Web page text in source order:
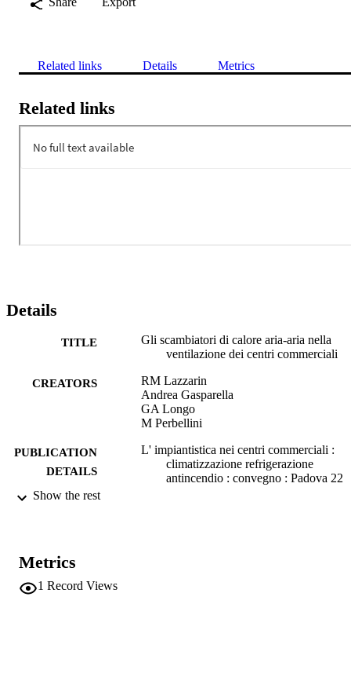
Related links Details Metrics
Related links
Details
TITLE
Gli scambiatori di calore aria-aria nella
ventilazione dei centri commerciali
CREATORS
RM Lazzarin
Andrea Gasparella
GA Longo
M Perbellini
PUBLICATION
DETAILS
L' impiantistica nei centri commerciali :
climatizzazione refrigerazione
antincendio : convegno : Padova 22
CONFERENCE
Show the rest
Metrics
1 Record Views